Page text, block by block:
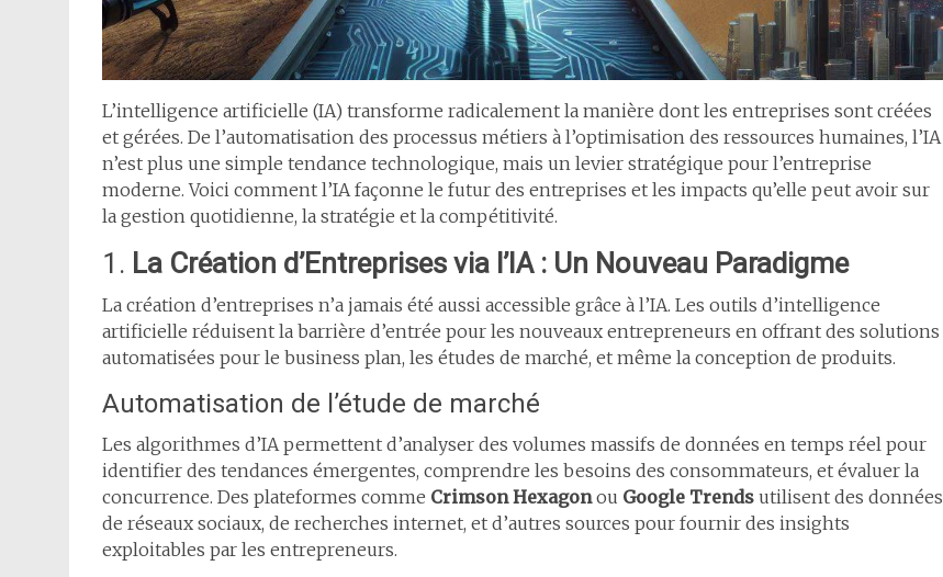
L’intelligence artificielle (IA) transforme radicalement la manière dont les entreprises sont créées
et gérées. De l’automatisation des processus métiers à l’optimisation des ressources humaines, l’IA
n’est plus une simple tendance technologique, mais un levier stratégique pour l’entreprise
moderne. Voici comment l’IA façonne le futur des entreprises et les impacts qu’elle peut avoir sur
la gestion quotidienne, la stratégie et la compétitivité.
1. La Création d’Entreprises via l’IA : Un Nouveau Paradigme
La création d’entreprises n’a jamais été aussi accessible grâce à l’IA. Les outils d’intelligence
artificielle réduisent la barrière d’entrée pour les nouveaux entrepreneurs en offrant des solutions
automatisées pour le business plan, les études de marché, et même la conception de produits.
Automatisation de l’étude de marché
Les algorithmes d’IA permettent d’analyser des volumes massifs de données en temps réel pour
identifier des tendances émergentes, comprendre les besoins des consommateurs, et évaluer la
concurrence. Des plateformes comme Crimson Hexagonou Google Trends utilisent des données
de réseaux sociaux, de recherches internet, et d’autres sources pour fournir des insights
exploitables par les entrepreneurs.